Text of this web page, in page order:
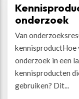
onderzoek
Van
kennisproductHoe
onderzoek in een
kennisproducten
gebruiken? Dit...